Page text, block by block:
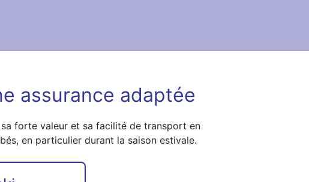
assurance adaptée
sa forte valeur et sa facilité de transport en
en particulier durant la saison estivale.